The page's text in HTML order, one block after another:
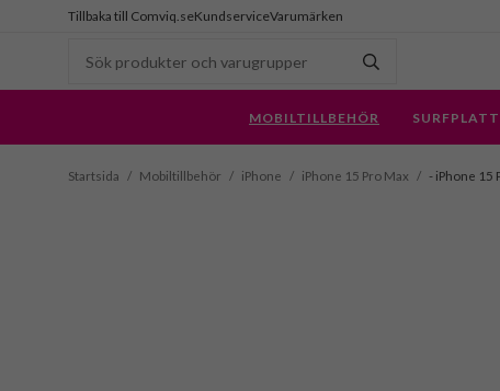
Tillbaka till Comviq.seKundserviceVarumärken
MOBILTILLBEHÖR
Startsida / Mobiltillbehör / iPhone / iPhone 15 Pro Max / - iPhone 15